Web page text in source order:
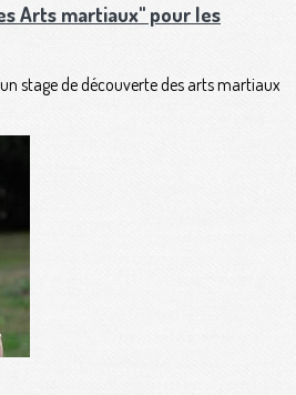
Arts martiaux" pour les
un stage de découverte des arts martiaux